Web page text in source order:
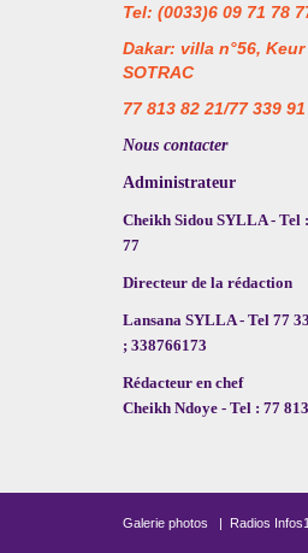
Tel: (0033)6 09 71 78
Dakar: villa n°56,
SOTRAC
77 813 82 21/77 339
Nous contacter
Administrateur
Cheikh Sidou SYLLA - Tel
77
Directeur de la rédaction
Lansana SYLLA - Tel 77
; 338766173
Rédacteur en chef
Cheikh Ndoye - Tel : 77
Galerie photos | Radios